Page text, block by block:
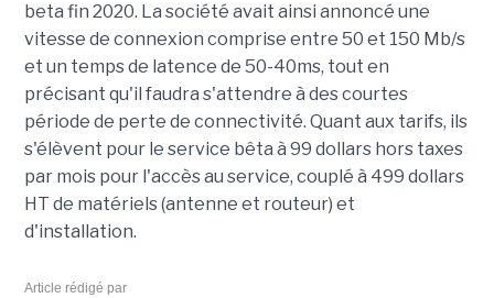
beta fin 2020. La société avait ainsi annoncé une
vitesse de connexion comprise entre 50 et 150 Mb/s
et un temps de latence de 50-40ms, tout en
précisant qu'il faudra s'attendre à des courtes
période de perte de connectivité. Quant aux tarifs, ils
s'élèvent pour le service bêta à 99 dollars hors taxes
par mois pour l'accès au service, couplé à 499 dollars
HT de matériels (antenne et routeur) et
d'installation.
Article rédigé par